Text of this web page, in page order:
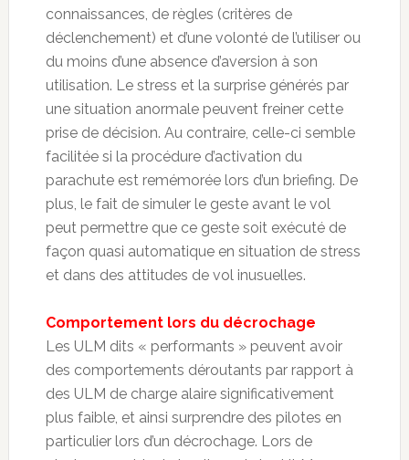
connaissances, de règles (critères de
déclenchement) et d’une volonté de l’utiliser ou
du moins d’une absence d’aversion à son
utilisation. Le stress et la surprise générés par
une situation anormale peuvent freiner cette
prise de décision. Au contraire, celle-ci semble
facilitée si la procédure d’activation du
parachute est remémorée lors d’un briefing. De
plus, le fait de simuler le geste avant le vol
peut permettre que ce geste soit exécuté de
façon quasi automatique en situation de stress
et dans des attitudes de vol inusuelles.
Comportement lors du décrochage
Les ULM dits « performants » peuvent avoir
des comportements déroutants par rapport à
des ULM de charge alaire significativement
plus faible, et ainsi surprendre des pilotes en
particulier lors d’un décrochage. Lors de